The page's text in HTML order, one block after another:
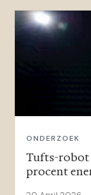
ONDERZOEK
Tufts-robot
procent